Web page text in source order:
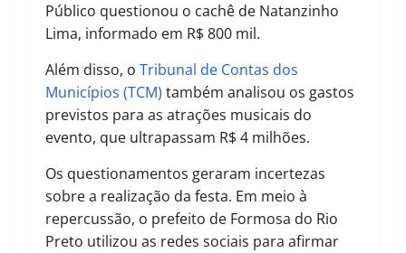
Público questionou o cachê de Natanzinho
Lima, informado em R$ 800 mil.
Além disso, o Tribunal de Contas dos
Municípios (TCM) também analisou os gastos
previstos para as atrações musicais do
evento, que ultrapassam R$ 4 milhões.
Os questionamentos geraram incertezas
sobre a realização da festa. Em meio à
repercussão, o prefeito de Formosa do Rio
Preto utilizou as redes sociais para afirmar